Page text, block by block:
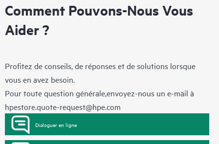
Comment Pouvons-Nous Vous
Aider ?
Profitez de conseils, de réponses et de solutions lorsque
vous en avez besoin.
Pour toute question générale,envoyez-nous un e-mail à
hpestore.quote-request@hpe.com
Dialoguer en ligne